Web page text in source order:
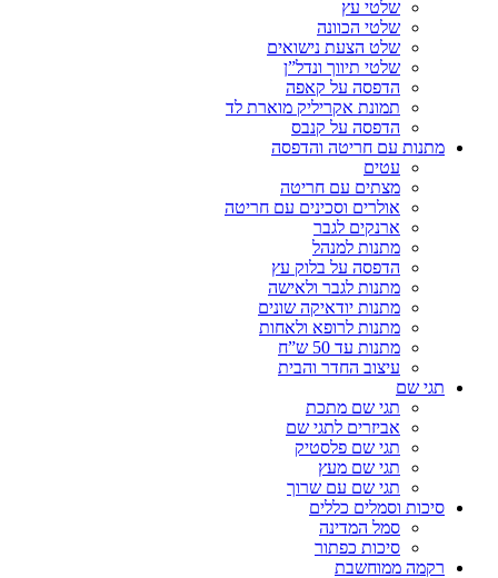
שלטי עץ
שלטי הכוונה
שלט הצעת נישואים
שלטי תיווך ונדל”ן
הדפסה על קאפה
תמונת אקריליק מוארת לד
הדפסה על קנבס
מתנות עם חריטה והדפסה
עטים
מצתים עם חריטה
אולרים וסכינים עם חריטה
ארנקים לגבר
מתנות למנהל
הדפסה על בלוק עץ
מתנות לגבר ולאישה
מתנות יודאיקה שונים
מתנות לרופא ולאחות
מתנות עד 50 ש”ח
עיצוב החדר והבית
תגי שם
תגי שם מתכת
אביזרים לתגי שם
תגי שם פלסטיק
תגי שם מעץ
תגי שם עם שרוך
סיכות וסמלים כללים
סמל המדינה
סיכות כפתור
רקמה ממוחשבת